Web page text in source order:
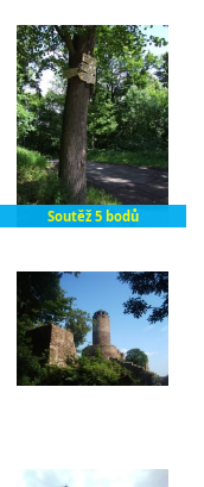
Soutěž 5 bodů